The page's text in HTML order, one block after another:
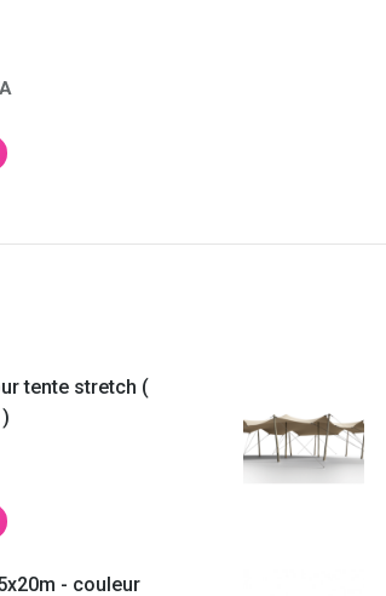
tente stretch (
- couleur
F.